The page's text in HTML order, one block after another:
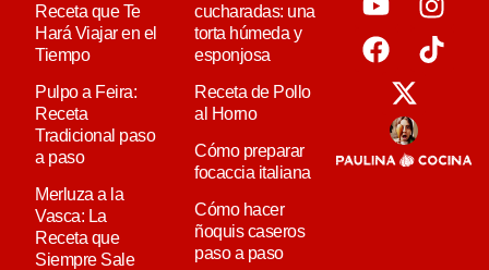
Receta que Te
Hará Viajar en el
Tiempo
Pulpo a Feira:
Receta
Tradicional paso
a paso
Merluza a la
Vasca: La
Receta que
Siempre Sale
cucharadas: una
torta húmeda y
esponjosa
Receta de Pollo
al Horno
Cómo preparar
focaccia italiana
Cómo hacer
ñoquis caseros
paso a paso